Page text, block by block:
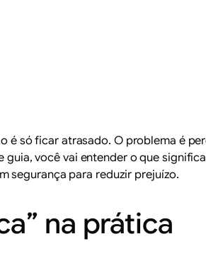
é só ficar atrasado. O problema é
você vai entender o que
segurança para reduzir prejuízo.
na prática